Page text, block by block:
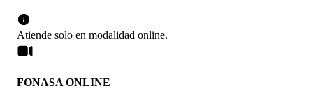
Atiende solo en modalidad online.
FONASA ONLINE